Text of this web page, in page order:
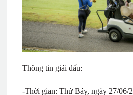
Thông tin giải đấu:
-Thời gian: Thứ Bảy, ngày 27/06/